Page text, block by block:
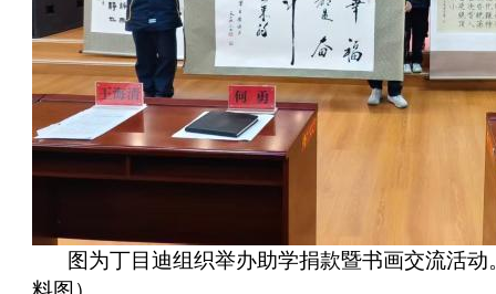
图为丁目迪组织举办助学捐款暨书画交流活动